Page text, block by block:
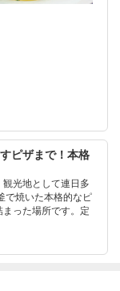
ピザまで！本格
光地として連日多
で焼いた本格的なピ
った場所です。定